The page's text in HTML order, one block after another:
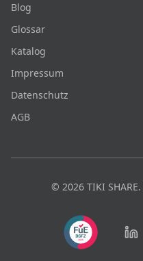
Blog
Glossar
Katalog
Impressum
Datenschutz
AGB
© 2026TIKI SHARE.